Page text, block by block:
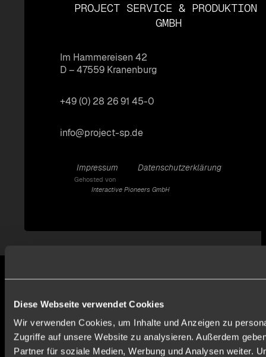
Diese Webseite verwendet Cookies
Wir verwenden Cookies, um Inhalte und Anzeigen zu
Zugriffe auf unsere Website zu analysieren. Außerdem
Partner für soziale Medien, Werbung und Analysen weiter.
PROJECT SERVICE & PRODUKTION
GMBH
Im Hammereisen 42
D – 47559 Kranenburg
+49 (0) 28 26 91 45-0
info@project-sp.de
Impressum Datenschutzerklärung
Gehosted von
Interactive Pioneers GmbH